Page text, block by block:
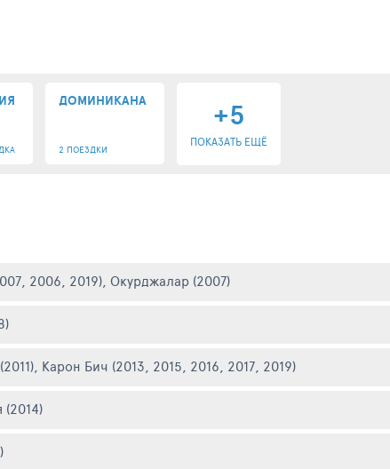
ДОМИНИКАНА
2 ПОЕЗДКИ
+5
ПОКАЗАТЬ ЕЩЁ
2006, 2019) Окурджалар (2007)
Карон Бич (2013, 2015, 2016, 2017, 2019)
(2014)